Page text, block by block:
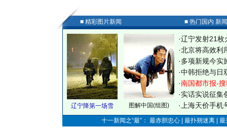
■ 精彩图片新闻 ■ 热门国内 新
辽宁降第一场雪 图解中国(组图)
·辽宁发射21枚
·北京将高效利
·多项新规今实
·中韩拒绝与日
·南国都市报-
·实话实说征集
· 上海天价手
十一新闻之“最”： 最赤胆忠心 | 最扑朔迷离 |